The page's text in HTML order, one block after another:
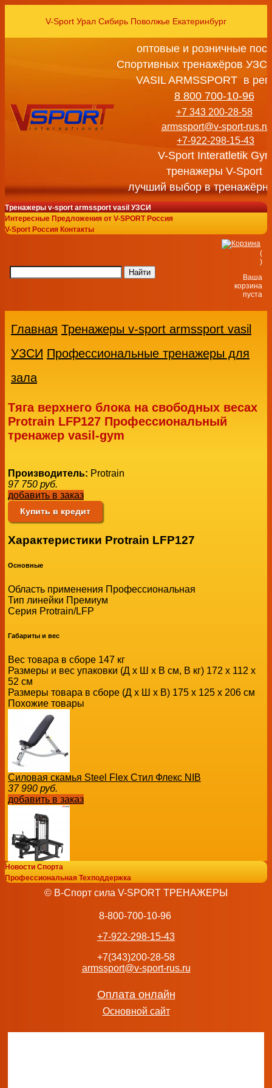
V-Sport Урал Сибирь Поволжье Екатеринбург
оптовые и розничные
Спортивных тренажёров
VASIL ARMSSPORT в
8 800 700-10-96
+7 343 200-28-58
armssport@v-sport-rus.ru
+7-922-298-15-43
V-Sport Interatletik
тренажеры V-Sport
лучший выбор в
Тренажеры v-sport armssport vasil УЗСИ
Интересные Предложения от V-SPORT Россия
V-Sport Россия Контакты
(
)
Ваша
корзина
пуста
Главная Тренажеры v-sport armssport vasil
УЗСИ Профессиональные тренажеры для
зала
Тяга верхнего блока на свободных весах
Protrain LFP127 Профессиональный
тренажер vasil-gym
Производитель: Protrain
97 750 руб.
добавить в заказ
Купить в кредит
Характеристики Protrain LFP127
Основные
Область применения Профессиональная
Тип линейки Премиум
Серия Protrain/LFP
Габариты и вес
Вес товара в сборе 147 кг
Размеры и вес упаковки (Д x Ш x В см, В кг) 172 х 112 х
52 см
Размеры товара в сборе (Д x Ш x В) 175 х 125 х 206 см
Похожие товары
Силовая скамья Steel Flex Cтил Флекс NIB
37 990 руб.
добавить в заказ
Профессиональный силовой тренажер Сгибание ног
sportsman
руб.
Новости Спорта
Профессиональная Техподдержка
© В-Спорт сила V-SPORT ТРЕНАЖЕРЫ
8-800-700-10-96
+7-922-298-15-43
+7(343)200-28-58
armssport@v-sport-rus.ru
Оплата онлайн
Основной сайт